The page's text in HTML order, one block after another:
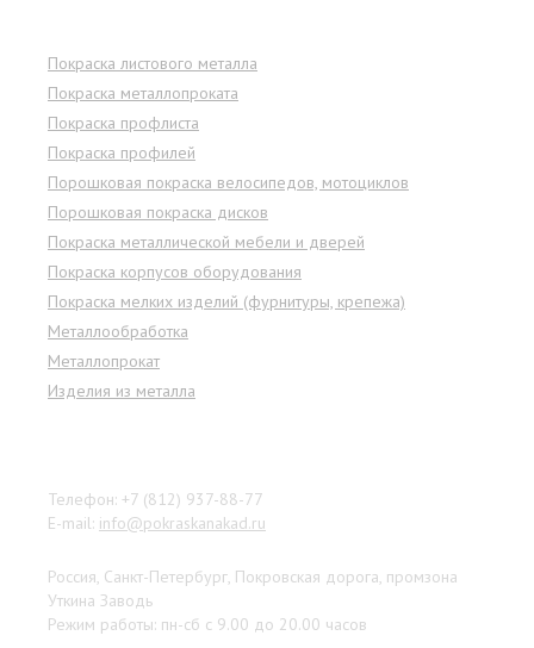
Покраска листового металла
Покраска металлопроката
Покраска профлиста
Покраска профилей
Порошковая покраска велосипедов, мотоциклов
Порошковая покраска дисков
Покраска металлической мебели и дверей
Покраска корпусов оборудования
Покраска мелких изделий (фурнитуры, крепежа)
Металлообработка
Металлопрокат
Изделия из металла
Телефон: +7 (812) 937-88-77
E-mail: info@pokraskanakad.ru
Россия, Санкт-Петербург, Покровская дорога, промзона
Уткина Заводь
Режим работы: пн-сб с 9.00 до 20.00 часов